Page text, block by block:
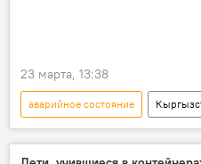
23 марта, 13:38
аварийное состояние
Бишкек
многоэтажка